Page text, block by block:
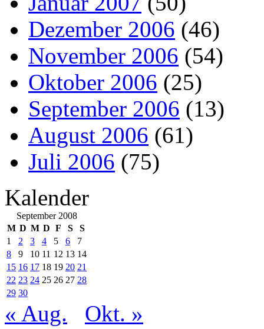
Dezember 2006 (46)
November 2006 (54)
Oktober 2006 (25)
September 2006 (13)
August 2006 (61)
Juli 2006 (75)
Kalender
September 2008
M D M D F S
S
1
2 3 4 5 6
7
8
9 10 11 12 13 14
15 16 17 18 19 20 21
22 23 24 25 26 27 28
29 30
« Aug. Okt. »